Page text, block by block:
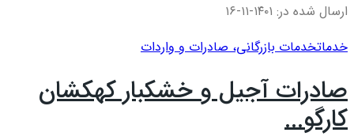
ارسال شده در: ۱۴۰۱-۱۱-۱۶
خدماتخدمات بازرگانی، صادرات و واردات
صادرات آجیل و خشکبار کهکشان
کارگو...